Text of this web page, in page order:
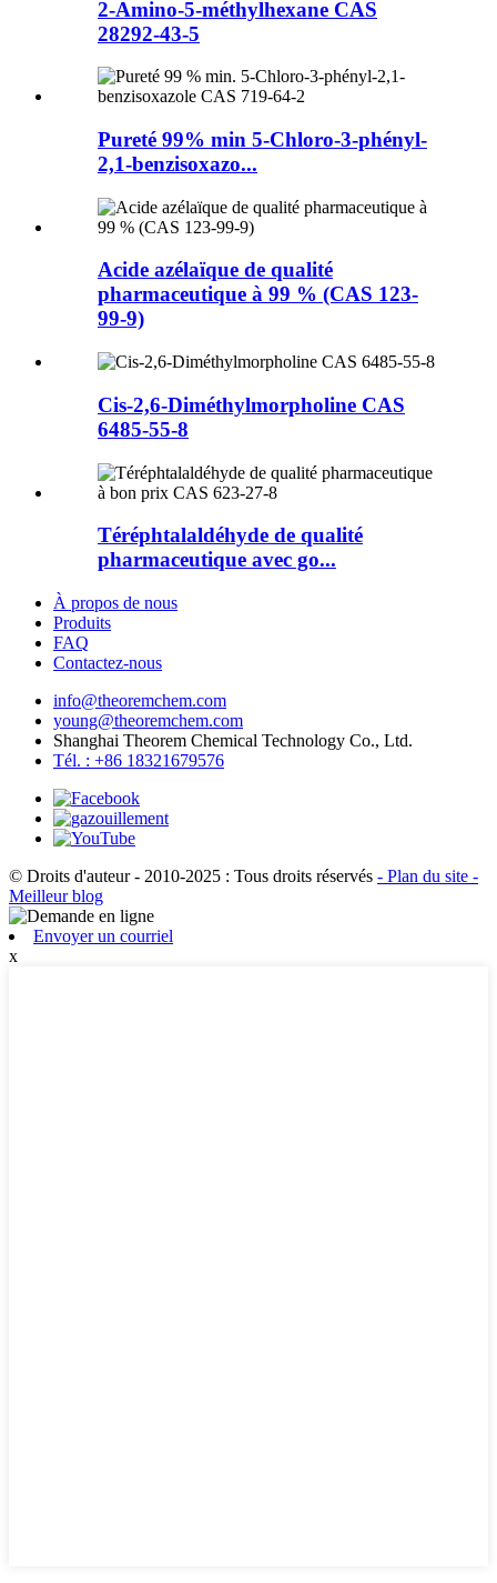
2-Amino-5-méthylhexane CAS
28292-43-5
Pureté 99% min 5-Chloro-3-phényl-
2,1-benzisoxazo...
Acide azélaïque de qualité
pharmaceutique à 99 % (CAS 123-
99-9)
Cis-2,6-Diméthylmorpholine CAS
6485-55-8
Téréphtalaldéhyde de qualité
pharmaceutique avec go...
À propos de nous
Produits
FAQ
Contactez-nous
info@theoremchem.com
young@theoremchem.com
Shanghai Theorem Chemical Technology Co., Ltd.
Tél. : +86 18321679576
© Droits d'auteur - 2010-2025 : Tous droits réservés - Plan du site -
Meilleur blog
Envoyer un courriel
x